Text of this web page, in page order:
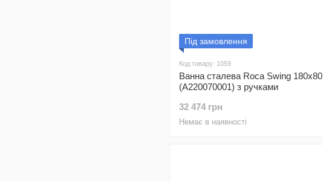
Під замовлення
Код товару: 1059
Ванна сталева Roca Swing 180x80
(A220070001) з ручками
32 474 грн
Немає в наявності